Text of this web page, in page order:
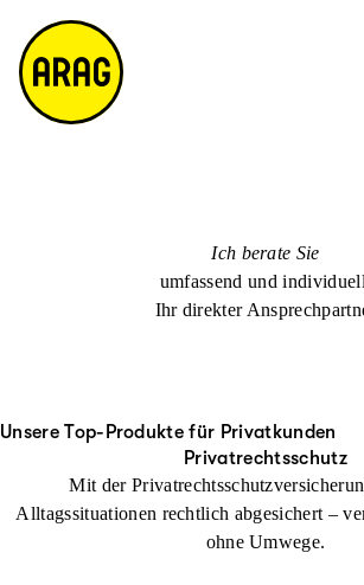
m
a
p
Ich berate Sie
umfassend und
Ihr direkter
Unsere Top-Produkte für Privatkunden
Privatrechtsschutz
Mit der
Alltagssituationen rechtlich abgesichert –
ohne Umwege.